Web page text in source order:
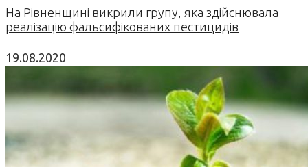
На Рівненщині викрили групу, яка здійснювала
реалізацію фальсифікованих пестицидів
19.08.2020